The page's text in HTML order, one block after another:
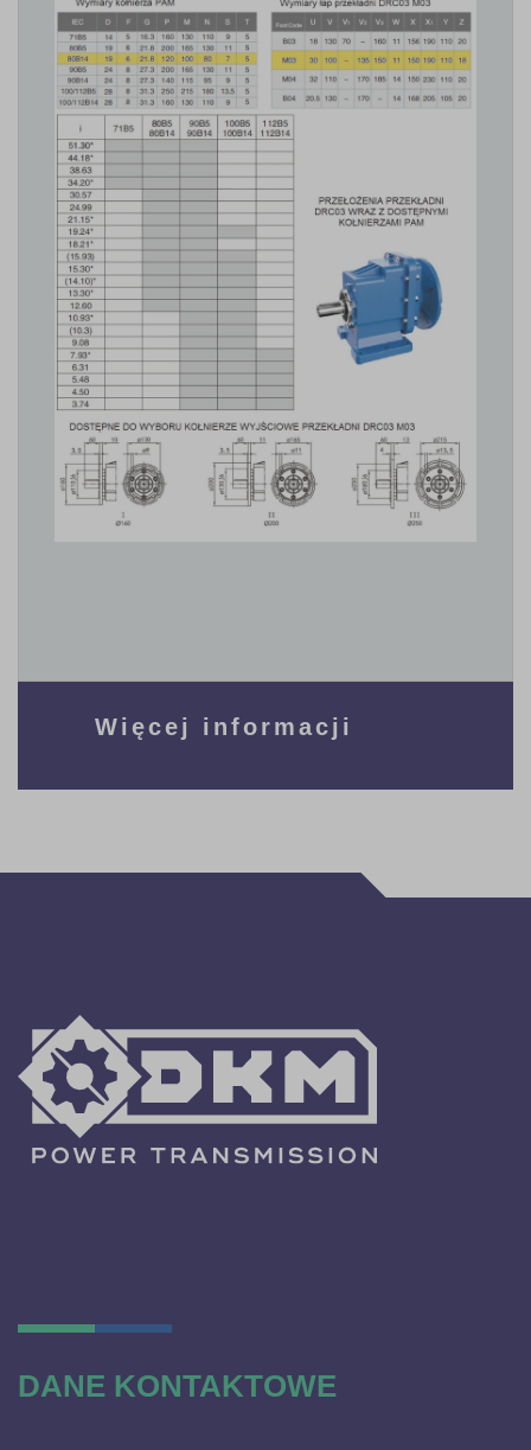
Więcej informacji
DANE KONTAKTOWE